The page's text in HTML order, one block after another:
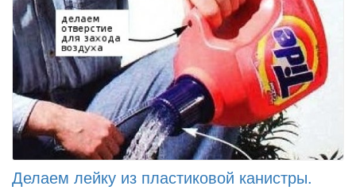
Делаем лейку из пластиковой канистры.